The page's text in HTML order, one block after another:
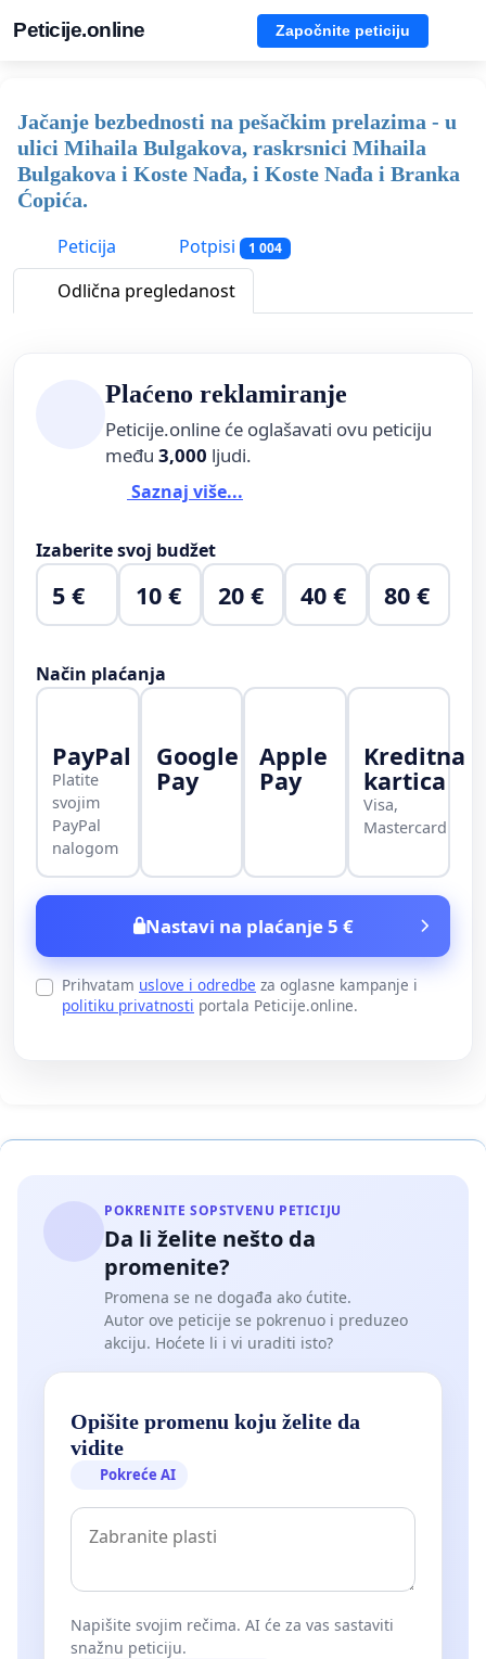
Peticije.online Započnite peticiju
Jačanje bezbednosti na pešačkim prelazima - u
ulici Mihaila Bulgakova, raskrsnici Mihaila
Bulgakova i Koste Nađa, i Koste Nađa i Branka
Ćopića.
Peticija
Potpisi 1 004
Odlična pregledanost
Plaćeno reklamiranje
Peticije.online će oglašavati ovu peticiju
među 3,000 ljudi.
Saznaj više...
Izaberite svoj budžet
5 € 10 € 20 € 40 € 80 €
Način plaćanja
PayPal
Platite
svojim
PayPal
nalogom
Google
Pay
Apple
Pay
Kreditna
kartica
Visa,
Mastercard
Nastavi na plaćanje 5 €
Prihvatam uslove i odredbe za oglasne kampanje i
politiku privatnosti portala Peticije.online.
POKRENITE SOPSTVENU PETICIJU
Da li želite nešto da
promenite?
Promena se ne događa ako ćutite.
Autor ove peticije se pokrenuo i preduzeo
akciju. Hoćete li i vi uraditi isto?
Opišite promenu koju želite da
vidite
Pokreće AI
Napišite svojim rečima. AI će za vas sastaviti
snažnu peticiju.